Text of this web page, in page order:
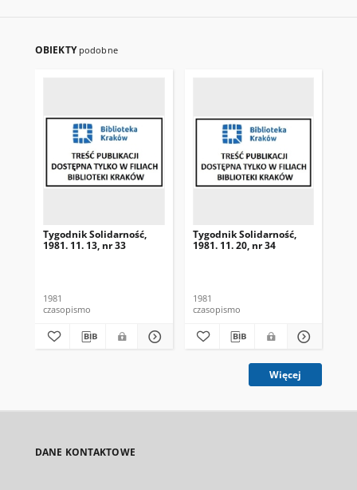
OBIEKTY podobne
Tygodnik Solidarność,
1981. 11. 13, nr 33
1981
czasopismo
Tygodnik Solidarność,
1981. 11. 20, nr 34
1981
czasopismo
Więcej
DANE KONTAKTOWE